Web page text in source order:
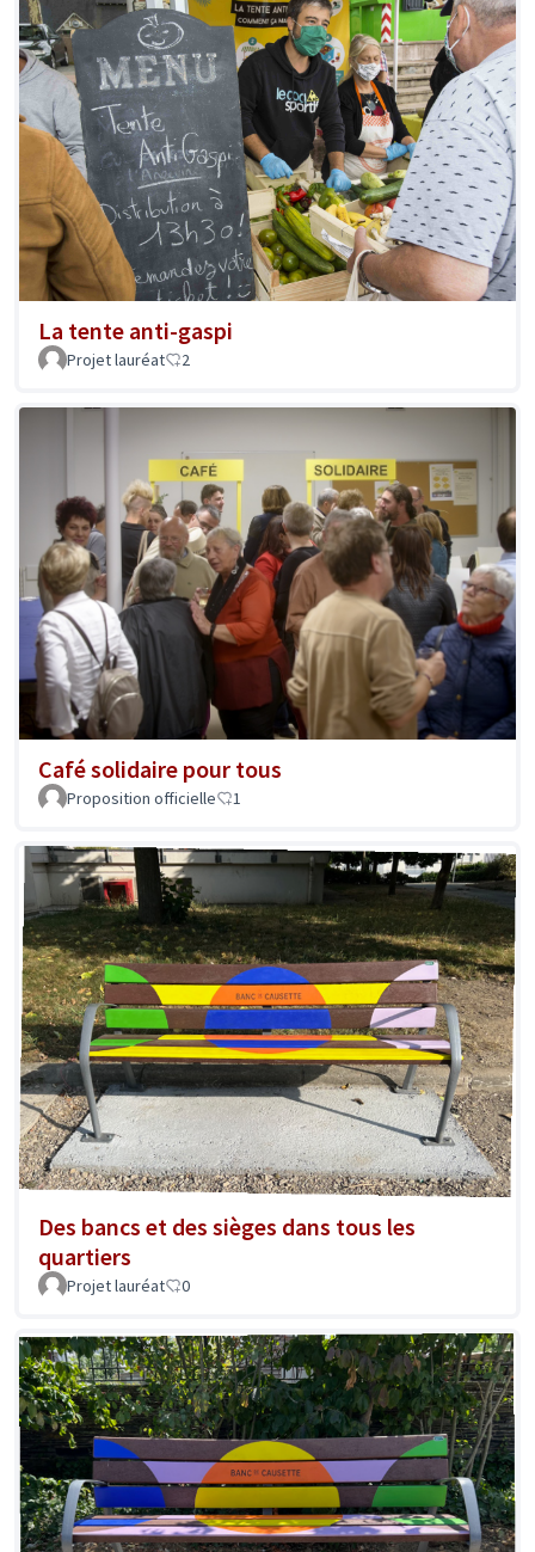
La tente anti-gaspi
Projet lauréat 2
Café solidaire pour tous
Proposition officielle 1
Des bancs et des sièges dans tous les
quartiers
Projet lauréat 0